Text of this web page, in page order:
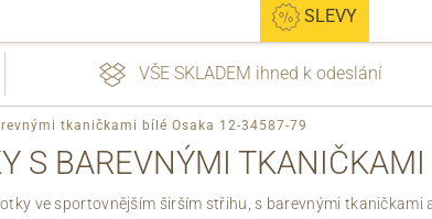
SLEVY
VŠE SKLADEM ihned k odeslání
tkaničkami bílé Osaka 12-34587-79
S BAREVNÝMI
ve sportovnějším širším střihu, s barevnými tkaničkami